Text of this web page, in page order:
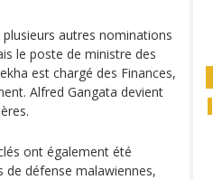
autres nominations
le poste de ministre des
est chargé des Finances,
Alfred Gangata devient
ont également été
de défense malawiennes,